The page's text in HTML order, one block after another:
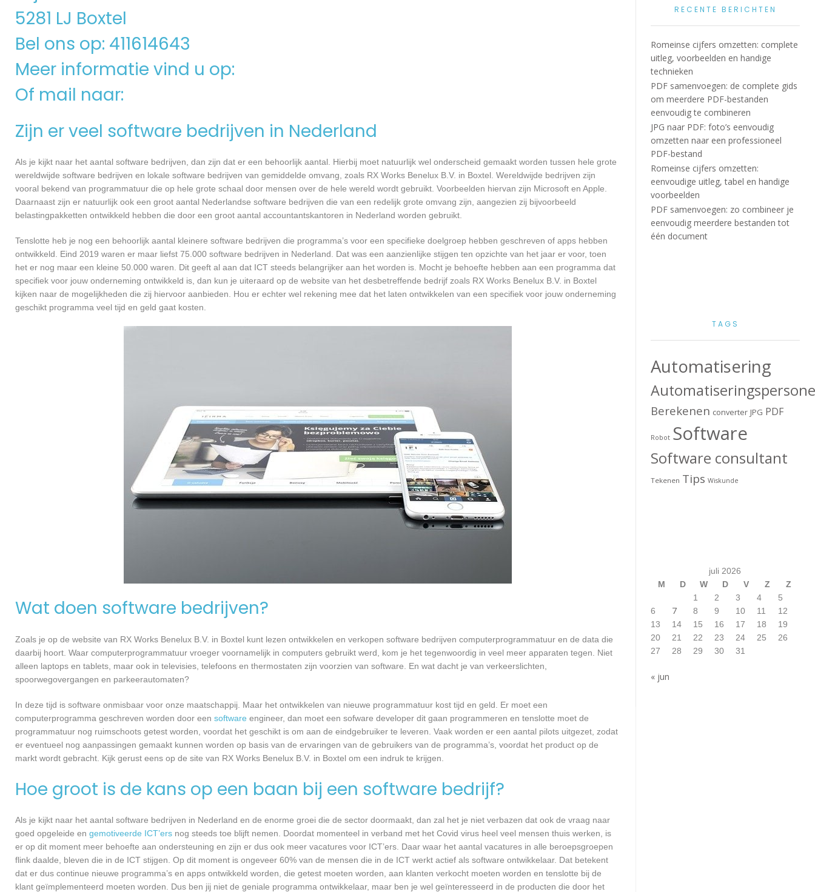
5281 LJ Boxtel
Bel ons op: 411614643
Meer informatie vind u op:
Of mail naar:
Zijn er veel software bedrijven in Nederland
Als je kijkt naar het aantal software bedrijven, dan zijn dat er een behoorlijk aantal. Hierbij moet natuurlijk wel onderscheid gemaakt worden tussen hele grote
wereldwijde software bedrijven en lokale software bedrijven van gemiddelde omvang, zoals RX Works Benelux B.V. in Boxtel. Wereldwijde bedrijven zijn
vooral bekend van programmatuur die op hele grote schaal door mensen over de hele wereld wordt gebruikt. Voorbeelden hiervan zijn Microsoft en Apple.
Daarnaast zijn er natuurlijk ook een groot aantal Nederlandse software bedrijven die van een redelijk grote omvang zijn, aangezien zij bijvoorbeeld
belastingpakketten ontwikkeld hebben die door een groot aantal accountantskantoren in Nederland worden gebruikt.
Tenslotte heb je nog een behoorlijk aantal kleinere software bedrijven die programma’s voor een specifieke doelgroep hebben geschreven of apps hebben
ontwikkeld. Eind 2019 waren er maar liefst 75.000 software bedrijven in Nederland. Dat was een aanzienlijke stijgen ten opzichte van het jaar er voor, toen
het er nog maar een kleine 50.000 waren. Dit geeft al aan dat ICT steeds belangrijker aan het worden is. Mocht je behoefte hebben aan een programma dat
specifiek voor jouw onderneming ontwikkeld is, dan kun je uiteraard op de website van het desbetreffende bedrijf zoals RX Works Benelux B.V. in Boxtel
kijken naar de mogelijkheden die zij hiervoor aanbieden. Hou er echter wel rekening mee dat het laten ontwikkelen van een specifiek voor jouw onderneming
geschikt programma veel tijd en geld gaat kosten.
Wat doen software bedrijven?
Zoals je op de website van RX Works Benelux B.V. in Boxtel kunt lezen ontwikkelen en verkopen software bedrijven computerprogrammatuur en de data die
daarbij hoort. Waar computerprogrammatuur vroeger voornamelijk in computers gebruikt werd, kom je het tegenwoordig in veel meer apparaten tegen. Niet
alleen laptops en tablets, maar ook in televisies, telefoons en thermostaten zijn voorzien van software. En wat dacht je van verkeerslichten,
spoorwegovergangen en parkeerautomaten?
In deze tijd is software onmisbaar voor onze maatschappij. Maar het ontwikkelen van nieuwe programmatuur kost tijd en geld. Er moet een
computerprogramma geschreven worden door een software engineer, dan moet een sofware developer dit gaan programmeren en tenslotte moet de
programmatuur nog ruimschoots getest worden, voordat het geschikt is om aan de eindgebruiker te leveren. Vaak worden er een aantal pilots uitgezet, zodat
er eventueel nog aanpassingen gemaakt kunnen worden op basis van de ervaringen van de gebruikers van de programma’s, voordat het product op de
markt wordt gebracht. Kijk gerust eens op de site van RX Works Benelux B.V. in Boxtel om een indruk te krijgen.
Hoe groot is de kans op een baan bij een software bedrijf?
Als je kijkt naar het aantal software bedrijven in Nederland en de enorme groei die de sector doormaakt, dan zal het je niet verbazen dat ook de vraag naar
goed opgeleide en gemotiveerde ICT’ers nog steeds toe blijft nemen. Doordat momenteel in verband met het Covid virus heel veel mensen thuis werken, is
er op dit moment meer behoefte aan ondersteuning en zijn er dus ook meer vacatures voor ICT’ers. Daar waar het aantal vacatures in alle beroepsgroepen
flink daalde, bleven die in de ICT stijgen. Op dit moment is ongeveer 60% van de mensen die in de ICT werkt actief als software ontwikkelaar. Dat betekent
dat er dus continue nieuwe programma’s en apps ontwikkeld worden, die getest moeten worden, aan klanten verkocht moeten worden en tenslotte bij de
klant geïmplementeerd moeten worden. Dus ben jij niet de geniale programma ontwikkelaar, maar ben je wel geïnteresseerd in de producten die door het
RECENTE BERICHTEN
Romeinse cijfers omzetten: complete
uitleg, voorbeelden en handige
technieken
PDF samenvoegen: de complete gids
om meerdere PDF-bestanden
eenvoudig te combineren
JPG naar PDF: foto’s eenvoudig
omzetten naar een professioneel
PDF-bestand
Romeinse cijfers omzetten:
eenvoudige uitleg, tabel en handige
voorbeelden
PDF samenvoegen: zo combineer je
eenvoudig meerdere bestanden tot
één document
TAGS
Automatisering
Berekenen converter JPG PDF
Robot Software
Software consultant
Tekenen Tips Wiskunde
juli 2026
M
D W D V Z
Z
1
2 3 4
5
6
7 8 9 10 11
12
13
14 15 16 17 18
19
20
21 22 23 24 25
26
27
28 29 30 31
« jun